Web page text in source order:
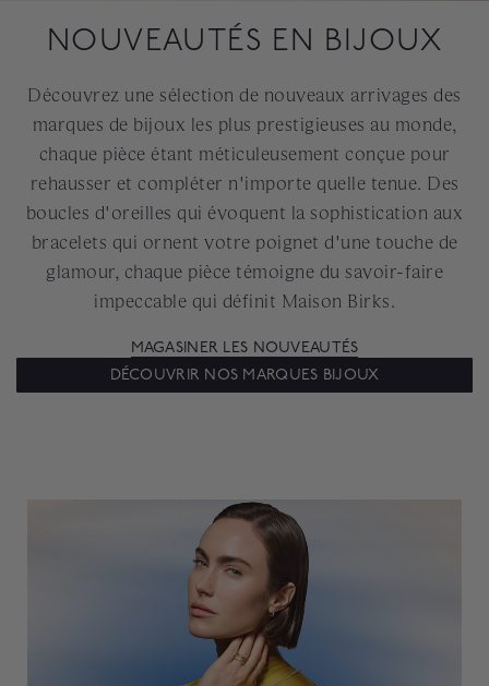
NOUVEAUTÉS EN BIJOUX
Découvrez une sélection de nouveaux arrivages des
marques de bijoux les plus prestigieuses au monde,
chaque pièce étant méticuleusement conçue pour
rehausser et compléter n'importe quelle tenue. Des
boucles d'oreilles qui évoquent la sophistication aux
bracelets qui ornent votre poignet d'une touche de
glamour, chaque pièce témoigne du savoir-faire
impeccable qui définit Maison Birks.
MAGASINER LES NOUVEAUTÉS
DÉCOUVRIR NOS MARQUES BIJOUX